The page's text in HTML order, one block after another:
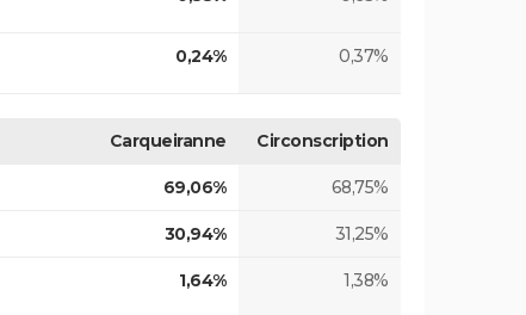
0,24% 0,37%
Carqueiranne Circonscription
69,06% 68,75%
30,94% 31,25%
1,64% 1,38%